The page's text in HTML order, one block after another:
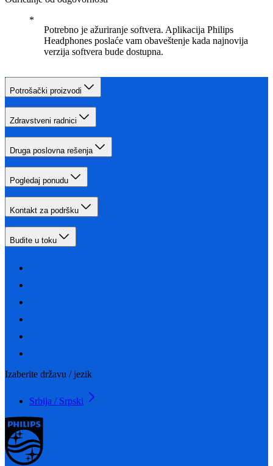
Potrebno je ažuriranje softvera. Aplikacija Philips
Headphones poslaće vam obaveštenje kada najnovija
verzija softvera bude dostupna.
Potrošački proizvodi
Zdravstveni radnici
Druga poslovna rešenja
Pogledaj ponudu
Kontakt za podršku
Budite u toku
Izaberite državu / jezik
Srbija / Srpski